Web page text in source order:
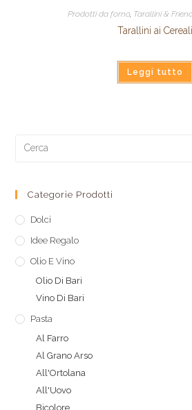
Prodotti da forno, Tarallini &
Tarallini ai Cereali
Leggi tutto
Categorie Prodotti
Dolci
Idee Regalo
Olio E Vino
Olio Di Bari
Vino Di Bari
Pasta
Al Farro
Al Grano Arso
All'Ortolana
All'Uovo
Bicolore